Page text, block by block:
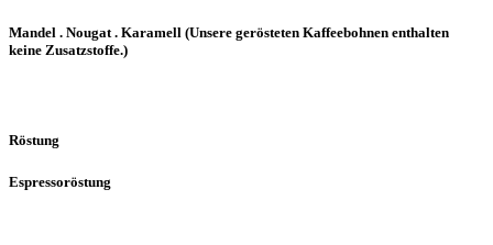
Mandel . Nougat . Karamell (Unsere gerösteten Kaffeebohnen enthalten
keine Zusatzstoffe.)
Röstung
Espressoröstung